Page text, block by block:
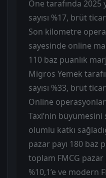
One tarafında 2025
sayısı %17, brüt
Son kilometre
sayesinde online
110 baz puanlık
Migros Yemek
sayısı %33, brüt
Online
Taxi’nin
olumlu katkı
pazar payı 180 baz
toplam FMCG pazar
%10,1’e ve modern